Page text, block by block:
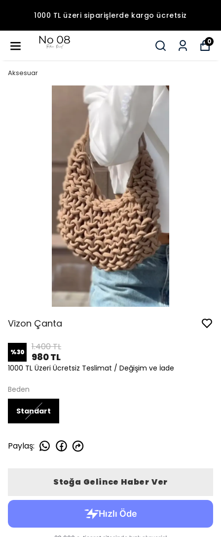
1000 TL üzeri siparişlerde kargo ücretsiz
0
Aksesuar
Vizon Çanta
%30 1.400 TL
980 TL
1000 TL Üzeri Ücretsiz Teslimat / Değişim ve İade
Beden
Standart
Paylaş:
Stoğa Gelince Haber Ver